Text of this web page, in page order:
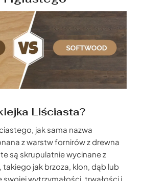
Liściasta?
jak sama nazwa
z warstw fornirów z drewna
są skrupulatnie wycinane z
jak brzoza, klon, dąb lub
swojej wytrzymałości, trwałości i